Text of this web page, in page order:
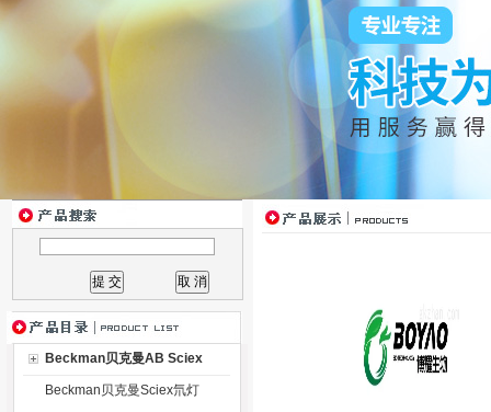
Beckman贝克曼AB Sciex
Beckman贝克曼Sciex氘灯